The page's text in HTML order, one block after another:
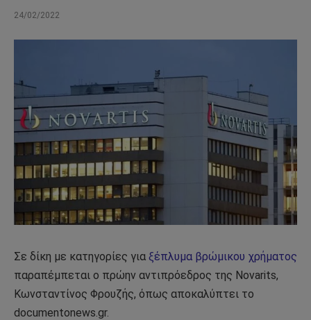
24/02/2022
Σε δίκη με κατηγορίες για ξέπλυμα βρώμικου χρήματος
παραπέμπεται ο πρώην αντιπρόεδρος της Novarits,
Κωνσταντίνος Φρουζής, όπως αποκαλύπτει το
documentonews.gr.